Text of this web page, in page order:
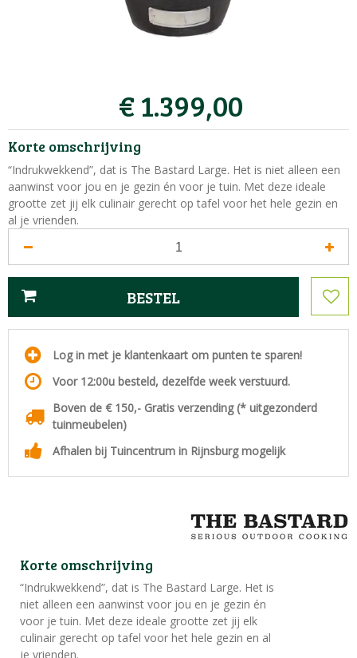
€1.399,00
Korte omschrijving
“Indrukwekkend”, dat is The Bastard Large. Het is niet alleen een
aanwinst voor jou en je gezin én voor je tuin. Met deze ideale
grootte zet jij elk culinair gerecht op tafel voor het hele gezin en
al je vrienden.
Log in met je klantenkaart om punten te sparen!
Voor 12:00u besteld, dezelfde week verstuurd.
Boven de € 150,- Gratis verzending (* uitgezonderd
tuinmeubelen)
Afhalen bij Tuincentrum in Rijnsburg mogelijk
Korte omschrijving
“Indrukwekkend”, dat is The Bastard Large. Het is
niet alleen een aanwinst voor jou en je gezin én
voor je tuin. Met deze ideale grootte zet jij elk
culinair gerecht op tafel voor het hele gezin en al
je vrienden.